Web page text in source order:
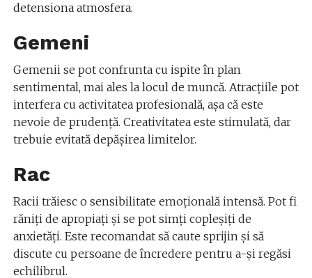
detensiona atmosfera.
Gemeni
Gemenii se pot confrunta cu ispite în plan
sentimental, mai ales la locul de muncă. Atracțiile pot
interfera cu activitatea profesională, așa că este
nevoie de prudență. Creativitatea este stimulată, dar
trebuie evitată depășirea limitelor.
Rac
Racii trăiesc o sensibilitate emoțională intensă. Pot fi
răniți de apropiați și se pot simți copleșiți de
anxietăți. Este recomandat să caute sprijin și să
discute cu persoane de încredere pentru a-și regăsi
echilibrul.